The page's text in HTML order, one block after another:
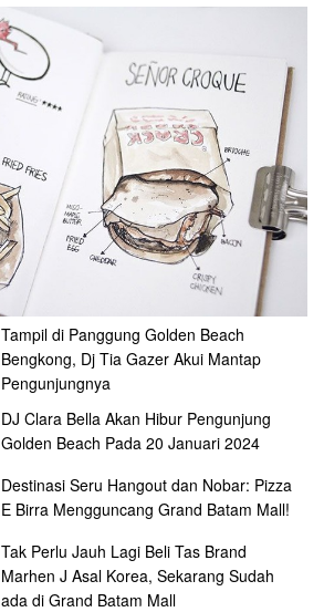
Tampil di Panggung Golden Beach
Bengkong, Dj Tia Gazer Akui Mantap
Pengunjungnya
DJ Clara Bella Akan Hibur Pengunjung
Golden Beach Pada 20 Januari 2024
Destinasi Seru Hangout dan Nobar: Pizza
E Birra Mengguncang Grand Batam Mall!
Tak Perlu Jauh Lagi Beli Tas Brand
Marhen J Asal Korea, Sekarang Sudah
ada di Grand Batam Mall